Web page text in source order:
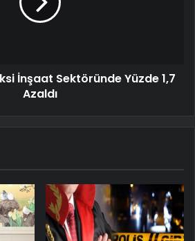
İnşaat Sektöründe Yüzde 1,7
Azaldı